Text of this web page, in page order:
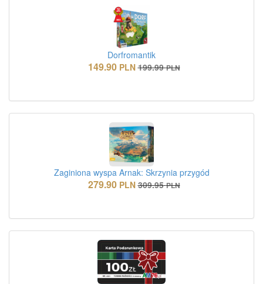
Dorfromantik
149.90 PLN 199.99 PLN
Zaginiona wyspa Arnak: Skrzynia przygód
279.90 PLN 309.95 PLN